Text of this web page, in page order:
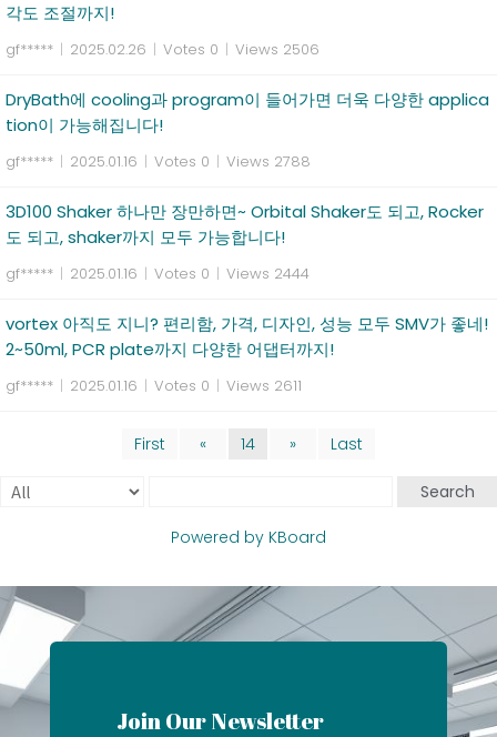
각도 조절까지!
gf***** | 2025.02.26 | Votes 0 | Views 2506
DryBath에 cooling과 program이 들어가면 더욱 다양한 applica
tion이 가능해집니다!
gf***** | 2025.01.16 | Votes 0 | Views 2788
3D100 Shaker 하나만 장만하면~ Orbital Shaker도 되고, Rocker
도 되고, shaker까지 모두 가능합니다!
gf***** | 2025.01.16 | Votes 0 | Views 2444
vortex 아직도 지니? 편리함, 가격, 디자인, 성능 모두 SMV가 좋네!
2~50ml, PCR plate까지 다양한 어댑터까지!
gf***** | 2025.01.16 | Votes 0 | Views 2611
First « 14 » Last
Search
Powered by KBoard
Join Our Newsletter